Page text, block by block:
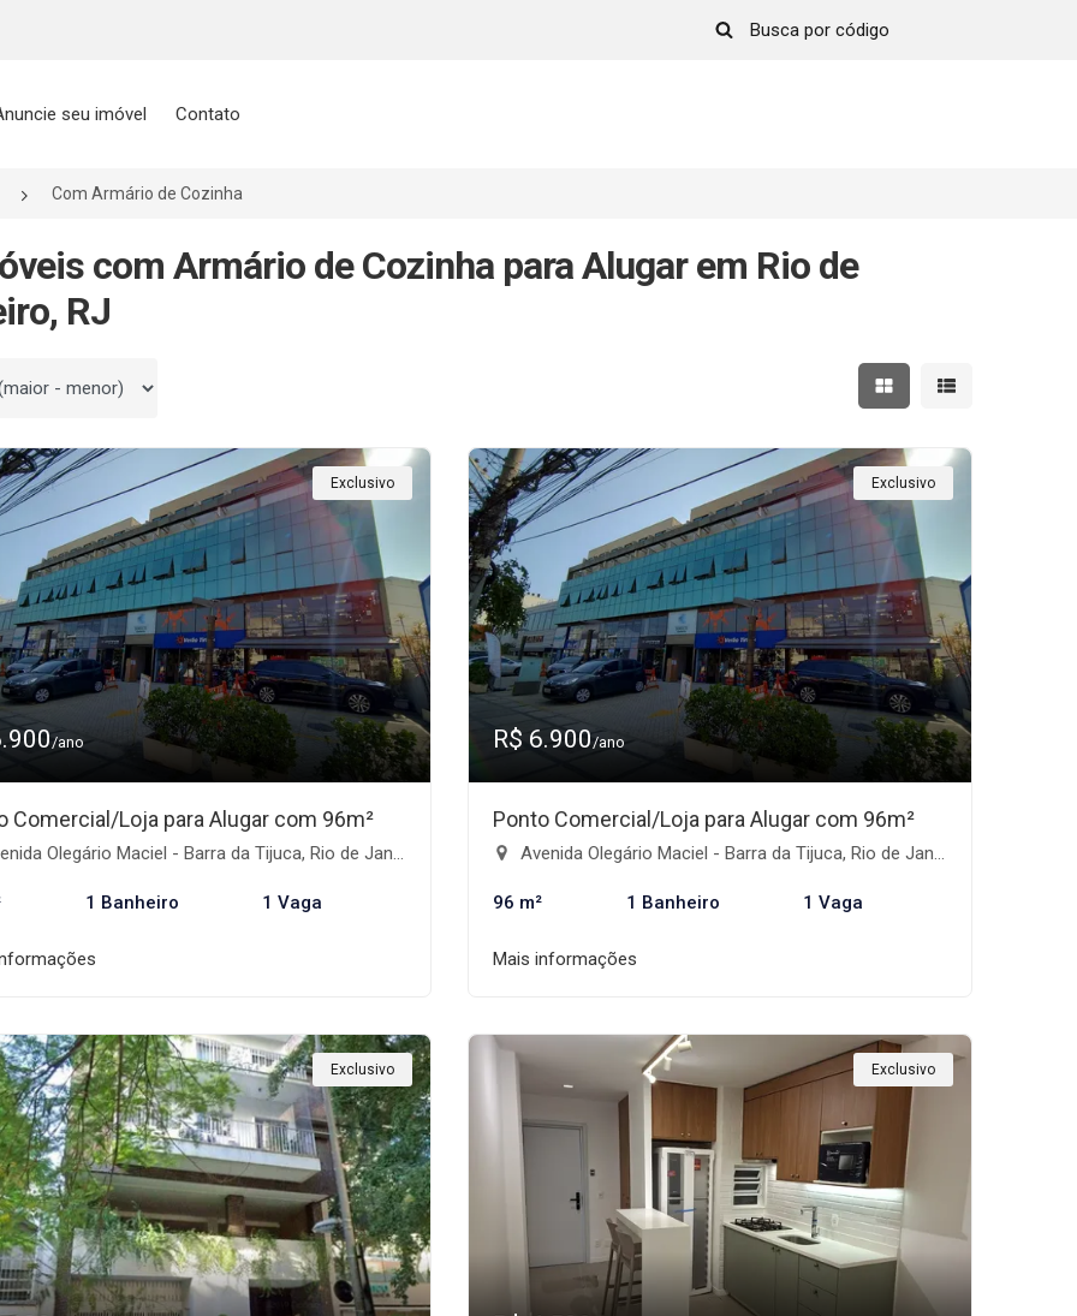
seu imóvel Contato
Com Armário de Cozinha
com Armário de Cozinha para Alugar em Rio de
RJ
Mostrar resultados em
Mostrar
Exclusivo
/ano
Comercial/Loja para Alugar com 96m²
Olegário Maciel - Barra da Tijuca, Rio de Janeiro-RJ
1 Banheiro 1 Vaga
Exclusivo
R$ 6.900/ano
Ponto Comercial/Loja para Alugar com 96m²
Avenida Olegário Maciel - Barra da Tijuca, Rio de Janeiro-RJ
96 m² 1 Banheiro 1 Vaga
Mais informações
Exclusivo Exclusivo